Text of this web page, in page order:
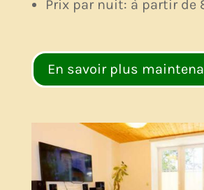
Prix par nuit: à partir de
En savoir plus